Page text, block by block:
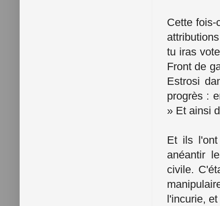
Cette
tu iras
Front de
Estrosi
progrès :
» Et ainsi
Et ils
anéantir
civile.
l'incurie,